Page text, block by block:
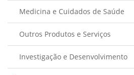
Medicina e Cuidados de Saúde
Outros Produtos e Serviços
Investigação e Desenvolvimento